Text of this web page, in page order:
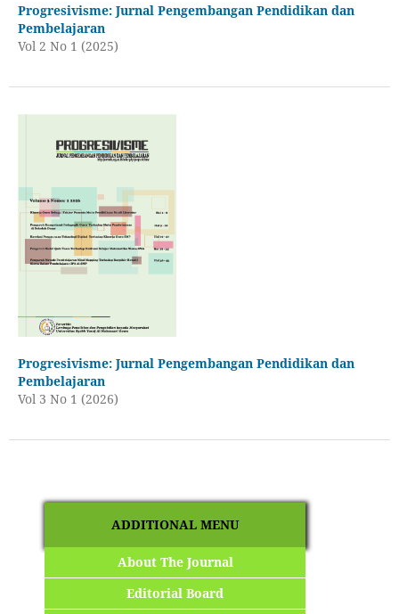
Progresivisme: Jurnal Pengembangan Pendidikan dan
Pembelajaran
Vol 2 No 1 (2025)
Progresivisme: Jurnal Pengembangan Pendidikan dan
Pembelajaran
Vol 3 No 1 (2026)
ADDITIONAL MENU
About The Journal
Editorial Board